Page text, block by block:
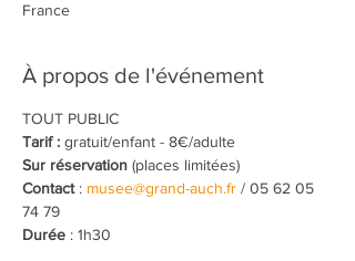
France
À propos de l'événement
TOUT PUBLIC
Tarif : gratuit/enfant - 8€/adulte
Sur réservation (places limitées)
Contact : musee@grand-auch.fr / 05 62 05
74 79
Durée : 1h30